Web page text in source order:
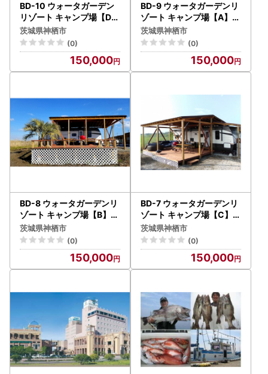
BD-10 ウォータガーデン
リゾート キャンプ場【D】
大人2名様分 1泊 宿泊券 体
験
茨城県神栖市
(0)
150,000
BD-9 ウォータガーデンリ
ゾート キャンプ場【A】大
人2名様分 1泊 宿泊券 体験
茨城県神栖市
(0)
150,000
BD-8 ウォータガーデンリ
ゾート キャンプ場【B】大
人2名様分 1泊 宿泊券 体験
茨城県神栖市
(0)
150,000
BD-7 ウォータガーデンリ
ゾート キャンプ場【C】大
人2名様分 1泊 宿泊券 体験
茨城県神栖市
(0)
150,000